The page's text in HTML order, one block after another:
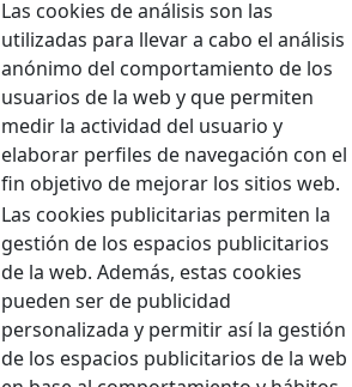
Las cookies de análisis son las
utilizadas para llevar a cabo el análisis
anónimo del comportamiento de los
usuarios de la web y que permiten
medir la actividad del usuario y
elaborar perfiles de navegación con el
fin objetivo de mejorar los sitios web.
Las cookies publicitarias permiten la
gestión de los espacios publicitarios
de la web. Además, estas cookies
pueden ser de publicidad
personalizada y permitir así la gestión
de los espacios publicitarios de la web